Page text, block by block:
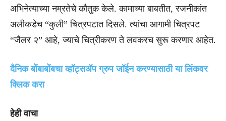
अभिनेत्याच्या नम्रतेचे कौतुक केले. कामाच्या बाबतीत, रजनीकांत
अलीकडेच “कुली” चित्रपटात दिसले. त्यांचा आगामी चित्रपट
“जैलर २” आहे, ज्याचे चित्रीकरण ते लवकरच सुरू करणार आहेत.
दैनिक बोंबाबोंबचा व्हॉट्सॲप ग्रुप जॉईन करण्यासाठी या लिंकवर
क्लिक करा
हेही वाचा